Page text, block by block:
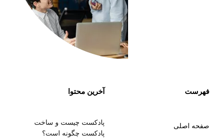
فهرست
صفحه اصلی
آخرین محتوا
پادکست چیست و ساخت
پادکست چگونه است؟